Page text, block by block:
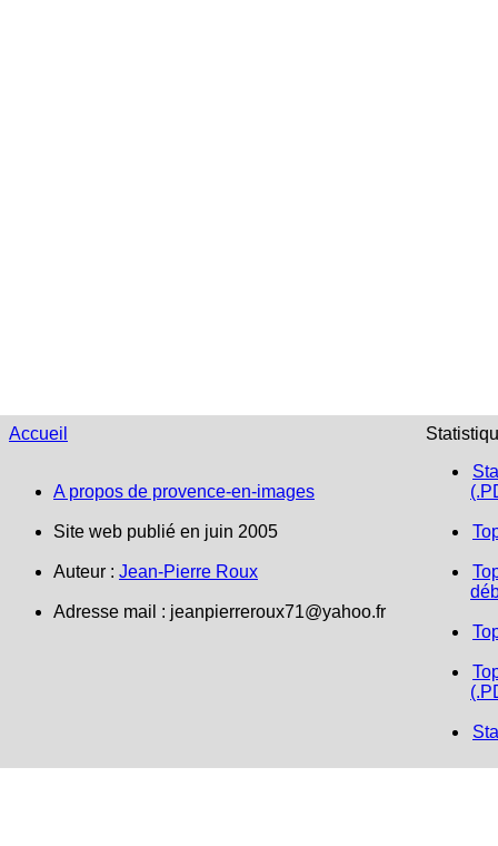
Accueil
A propos de provence-en-images
Site web publié en juin 2005
Auteur : Jean-Pierre Roux
Adresse mail : jeanpierreroux71@yahoo.fr